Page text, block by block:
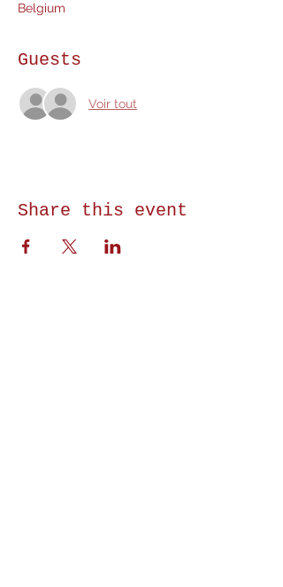
Belgium
Guests
Voir tout
Share this event